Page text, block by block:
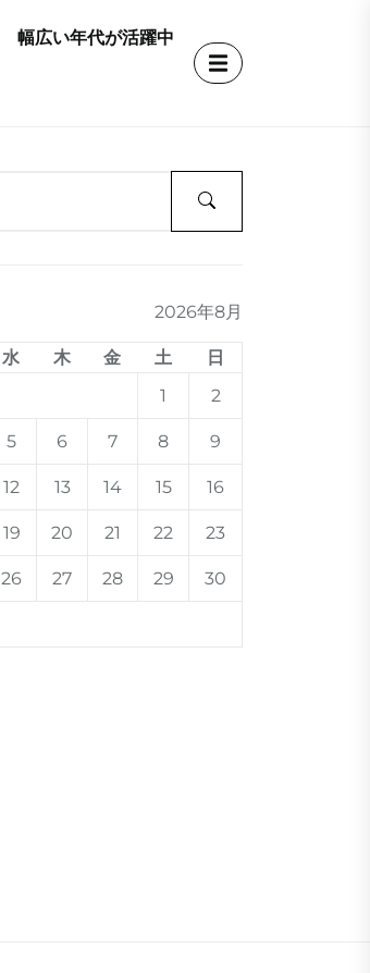
幅広い年代が活躍中
2026年8月
水 木 金 土
日
1
2
5 6 7 8 9
12 13 14 15 16
19 20 21 22 23
26 27 28 29 30